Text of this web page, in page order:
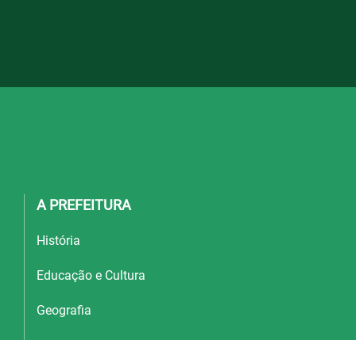
A PREFEITURA
História
Educação e Cultura
Geografia